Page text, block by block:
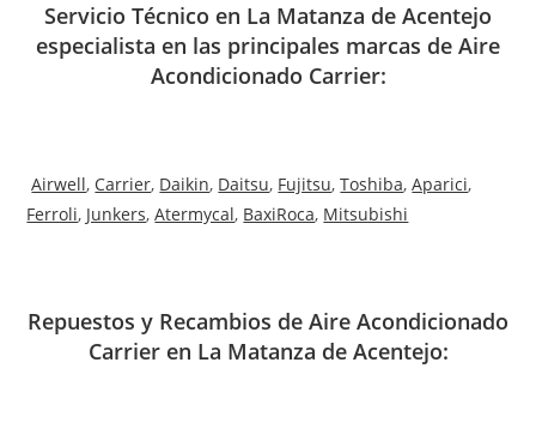
Servicio Técnico en La Matanza de Acentejo
especialista en las principales marcas de Aire
Acondicionado Carrier:
Airwell, Carrier, Daikin, Daitsu, Fujitsu,Toshiba,Aparici,
Ferroli, Junkers,Atermycal, BaxiRoca, Mitsubishi
Repuestos y Recambios de Aire Acondicionado
Carrier en La Matanza de Acentejo: